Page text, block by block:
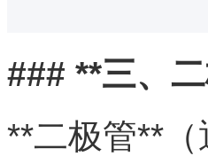
### **三、
**二极管**